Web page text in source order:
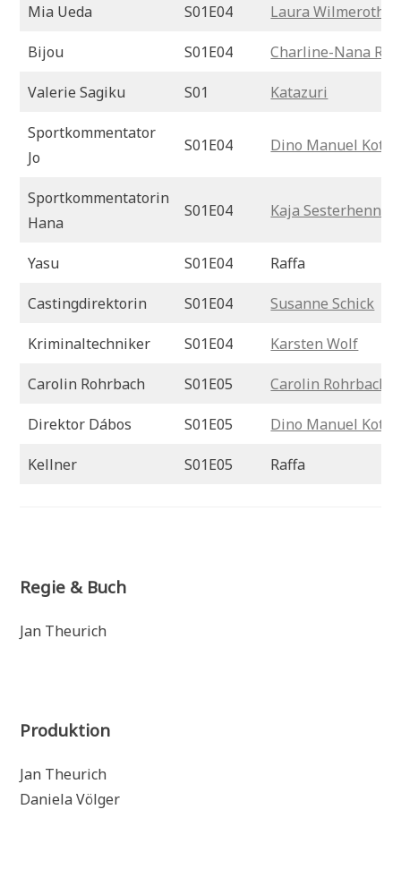
Mia Ueda S01E04 Laura Wilmeroth
Bijou S01E04 Charline-Nana
Valerie Sagiku S01 Katazuri
Sportkommentator
Jo
S01E04 Dino Manuel
Sportkommentatorin
Hana
S01E04 Kaja Sesterhenn
Yasu S01E04 Raffa
Castingdirektorin S01E04 Susanne Schick
Kriminaltechniker S01E04 Karsten Wolf
Carolin Rohrbach S01E05 Carolin Rohrbach
Direktor Dábos S01E05 Dino Manuel
Kellner S01E05 Raffa
Regie & Buch
Jan Theurich
Produktion
Jan Theurich
Daniela Völger